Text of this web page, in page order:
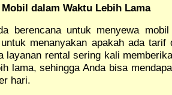
Mobil dalam Waktu Lebih Lama
berencana untuk menyewa
menanyakan apakah ada
layanan rental sering kali
lama, sehingga Anda bisa
hari.